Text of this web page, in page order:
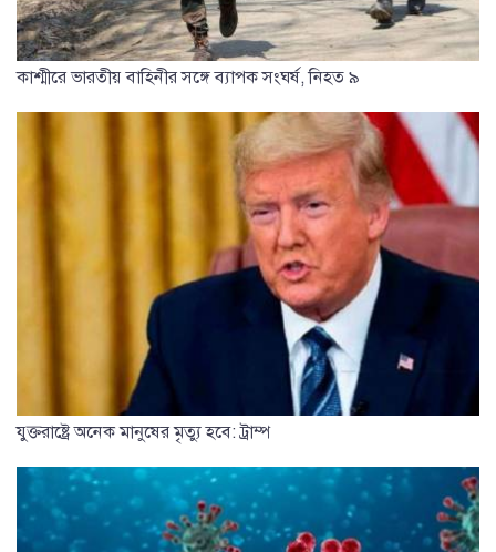
কাশ্মীরে ভারতীয় বাহিনীর সঙ্গে ব্যাপক সংঘর্ষ, নিহত ৯
যুক্তরাষ্ট্রে অনেক মানুষের মৃত্যু হবে: ট্রাম্প